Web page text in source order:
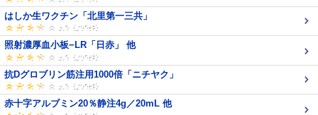
はしか生ワクチン「北里第一三共」
照射濃厚血小板−LR「日赤」 他
抗Dグロブリン筋注用1000倍「ニチヤク」
赤十字アルブミン20％静注4g／20mL 他